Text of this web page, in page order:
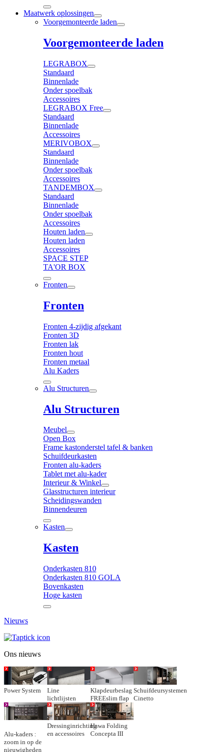
Maatwerk oplossingen
Voorgemonteerde laden
Voorgemonteerde laden
LEGRABOX
Standaard
Binnenlade
Onder spoelbak
Accessoires
LEGRABOX Free
Standaard
Binnenlade
Accessoires
MERIVOBOX
Standaard
Binnenlade
Onder spoelbak
Accessoires
TANDEMBOX
Standaard
Binnenlade
Onder spoelbak
Accessoires
Houten laden
Houten laden
Accessoires
SPACE STEP
TA'OR BOX
Fronten
Fronten
Fronten 4-zijdig afgekant
Fronten 3D
Fronten lak
Fronten hout
Fronten metaal
Alu Kaders
Alu Structuren
Alu Structuren
Meubel
Open Box
Frame kastonderstel tafel & banken
Schuifdeurkasten
Fronten alu-kaders
Tablet met alu-kader
Interieur & Winkel
Glasstructuren interieur
Scheidingswanden
Binnendeuren
Kasten
Kasten
Onderkasten 810
Onderkasten 810 GOLA
Bovenkasten
Hoge kasten
Nieuws
Ons nieuws
Power System
Line
lichtlijsten
Klapdeurbeslag
FREEslim flap
Schuifdeursystemen
Cinetto
Alu-kaders :
zoom in op de
nieuwigheden
Dressinginrichting
en accessoires
Hawa Folding
Concepta III